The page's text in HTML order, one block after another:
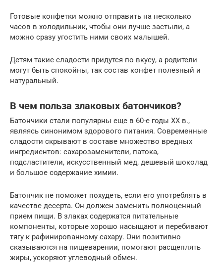
Готовые конфетки можно отправить на несколько
часов в холодильник, чтобы они лучше застыли, а
можно сразу угостить ними своих малышей.
Детям такие сладости придутся по вкусу, а родители
могут быть спокойны, так состав конфет полезный и
натуральный.
В чем польза злаковых батончиков?
Батончики стали популярны еще в 60-е годы ХХ в.,
являясь синонимом здорового питания. Современные
сладости скрывают в составе множество вредных
ингредиентов: сахарозаменители, патока,
подсластители, искусственный мед, дешевый шоколад
и большое содержание химии.
Батончик не поможет похудеть, если его употреблять в
качестве десерта. Он должен заменить полноценный
прием пищи. В злаках содержатся питательные
компоненты, которые хорошо насыщают и перебивают
тягу к рафинированному сахару. Они позитивно
сказываются на пищеварении, помогают расщеплять
жиры, ускоряют углеводный обмен.